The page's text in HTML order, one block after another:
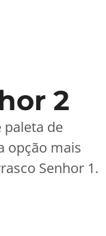
2
paleta de
opção mais
Senhor 1.